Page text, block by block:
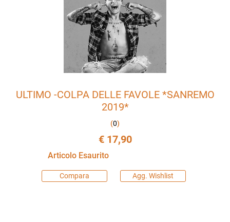
ULTIMO -COLPA DELLE FAVOLE *SANREMO
2019*
(0)
€ 17,90
Articolo Esaurito
Compara Agg. Wishlist